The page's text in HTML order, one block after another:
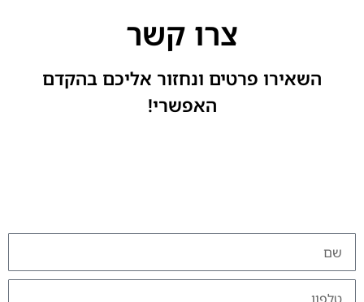
צרו קשר
השאירו פרטים ונחזור אליכם בהקדם
האפשרי!